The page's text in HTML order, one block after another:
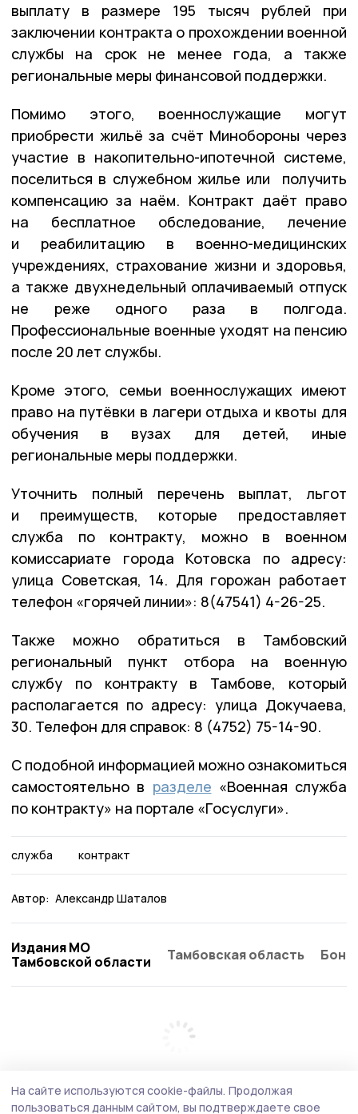
выплату в размере 195 тысяч рублей при
заключении контракта о прохождении военной
службы на срок не менее года, а также
региональные меры финансовой поддержки.
Помимо этого, военнослужащие могут
приобрести жильё за счёт Минобороны через
участие в накопительно-ипотечной системе,
поселиться в служебном жилье или получить
компенсацию за наём. Контракт даёт право
на бесплатное обследование, лечение
и реабилитацию в военно-медицинских
учреждениях, страхование жизни и здоровья,
а также двухнедельный оплачиваемый отпуск
не реже одного раза в полгода.
Профессиональные военные уходят на пенсию
после 20 лет службы.
Кроме этого, семьи военнослужащих имеют
право на путёвки в лагери отдыха и квоты для
обучения в вузах для детей, иные
региональные меры поддержки.
Уточнить полный перечень выплат, льгот
и преимуществ, которые предоставляет
служба по контракту, можно в военном
комиссариате города Котовска по адресу:
улица Советская, 14. Для горожан работает
телефон «горячей линии»: 8(47541) 4-26-25.
Также можно обратиться в Тамбовский
региональный пункт отбора на военную
службу по контракту в Тамбове, который
располагается по адресу: улица Докучаева,
30. Телефон для справок: 8 (4752) 75-14-90.
С подобной информацией можно ознакомиться
самостоятельно в разделе «Военная служба
по контракту» на портале «Госуслуги».
служба контракт
Автор: Александр Шаталов
Издания МО
Тамбовской области
Тамбовская область
На сайте используются cookie-файлы. Продолжая
пользоваться данным сайтом, вы подтверждаете свое